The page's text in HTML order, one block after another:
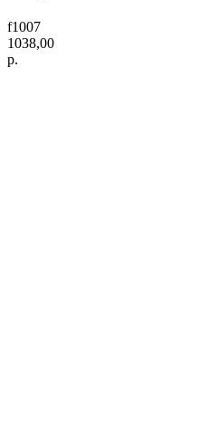
f1007
1038,00
р.